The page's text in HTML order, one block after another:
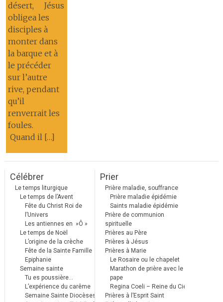
désert, Jésus
obligea les
disciples à
monter dans
la barque et à
le précéder
sur l’autre
rive, pendant
qu’il
renverrait les
foules.
Quand il […]
Célébrer
Le temps liturgique
Le temps de l’Avent
Fête du Christ Roi de
l’Univers
Les antiennes en »Ô »
Le temps de Noël
L’origine de la crèche
Fête de la Sainte Famille
Epiphanie
Semaine sainte
Tu es poussière…
L’expérience du carême
Semaine Sainte Diocèses
Prier
Prière maladie, souffrance
Prière maladie épidémie
Saints maladie épidémie
Prière de communion
spirituelle
Prières au Père
Prières à Jésus
Prières à Marie
Le Rosaire ou le chapelet
Marathon de prière avec le
pape
Regina Coeli – Reine du Ciel
Prières à l’Esprit Saint